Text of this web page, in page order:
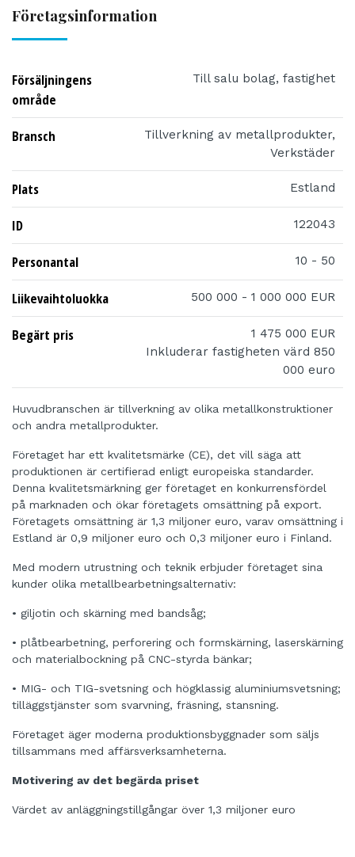
Företagsinformation
Försäljningens
område
Till salu bolag, fastighet
Bransch
Tillverkning av metallprodukter,
Verkstäder
Plats Estland
ID 122043
Personantal 10 - 50
Liikevaihtoluokka 500 000 - 1 000 000 EUR
Begärt pris
1 475 000 EUR
Inkluderar fastigheten värd 850
000 euro
Huvudbranschen är tillverkning av olika metallkonstruktioner
och andra metallprodukter.
Företaget har ett kvalitetsmärke (CE), det vill säga att
produktionen är certifierad enligt europeiska standarder.
Denna kvalitetsmärkning ger företaget en konkurrensfördel
på marknaden och ökar företagets omsättning på export.
Företagets omsättning är 1,3 miljoner euro, varav omsättning i
Estland är 0,9 miljoner euro och 0,3 miljoner euro i Finland.
Med modern utrustning och teknik erbjuder företaget sina
kunder olika metallbearbetningsalternativ:
• giljotin och skärning med bandsåg;
• plåtbearbetning, perforering och formskärning, laserskärning
och materialbockning på CNC-styrda bänkar;
• MIG- och TIG-svetsning och högklassig aluminiumsvetsning;
tilläggstjänster som svarvning, fräsning, stansning.
Företaget äger moderna produktionsbyggnader som säljs
tillsammans med affärsverksamheterna.
Motivering av det begärda priset
Värdet av anläggningstillgångar över 1,3 miljoner euro